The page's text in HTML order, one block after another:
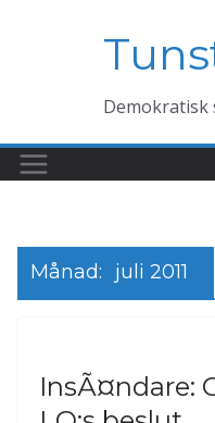
Demokratisk
Månad: juli 2011
InsÃ¤ndare: